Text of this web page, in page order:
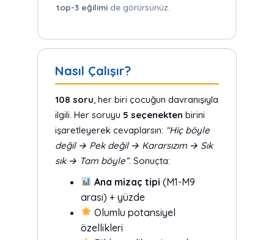
top-3 eğilimi de görürsünüz.
Nasıl Çalışır?
108 soru , her biri çocuğun davranışıyla
ilgili. Her soruyu 5 seçenekten birini
işaretleyerek cevaplarsın: “Hiç böyle
değil → Pek değil → Kararsızım → Sık
sık → Tam böyle”. Sonuçta:
Ana mizaç tipi (M1-M9
arası) + yüzde
Olumlu potansiyel
özellikleri